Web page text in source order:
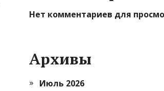
Нет комментариев для
Архивы
Июль 2026